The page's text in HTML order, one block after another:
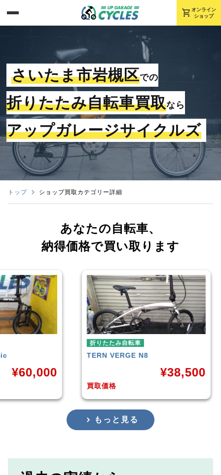
shopping_cart オンライン
ショップ
さいたま市岩槻区での
折りたたみ自転車買取なら
アップガレージサイクルズ
トップ ショップ買取カテゴリー詳細
あなたの自転車、
納得価格で買い取ります
N8
¥38,500
折りたたみ自転車
RENAULT
¥
もっと見る